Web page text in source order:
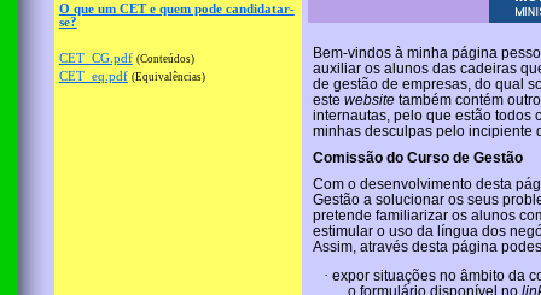
Bem-vindos à minha página
auxiliar os alunos das cadeiras
de gestão de empresas, do qual
este websitetambém contém
internautas, pelo que estão todos
minhas desculpas pelo incipiente
Comissão do Curso de Gestão
Com o desenvolvimento desta
Gestão a solucionar os seus
pretende familiarizar os alunos
estimular o uso da língua dos
Assim, através desta página
· expor situações no âmbito da
o formulário disponível no
O que um CET e quem pode candidatar-
se?
CET_CG.pdf (Conteúdos)
CET_eq.pdf (Equivalências)